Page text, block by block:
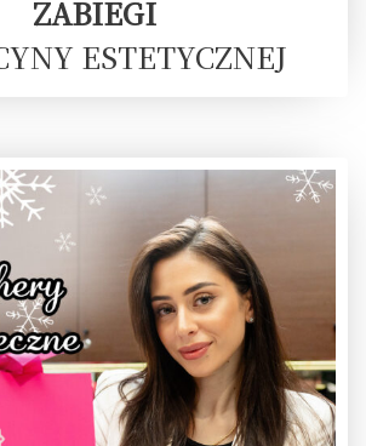
ZABIEGI
ESTETYCZNEJ